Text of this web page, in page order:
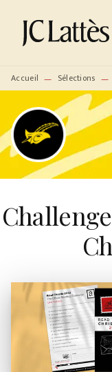
MENU
PIED DE PAGE
Accueil — Sélections —